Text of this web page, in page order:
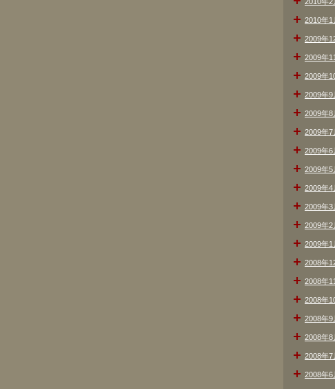
2010年1
2009年
2009年
2009年
2009年9
2009年8
2009年7
2009年6
2009年5
2009年4
2009年3
2009年2
2009年1
2008年
2008年
2008年
2008年9
2008年8
2008年7
2008年6